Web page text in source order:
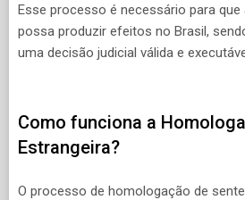
Esse processo é necessário para
possa produzir efeitos no Brasil,
uma decisão judicial válida e
Como funciona a
Estrangeira?
O processo de homologação de